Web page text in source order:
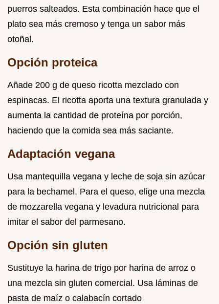
puerros salteados. Esta combinación hace que el
plato sea más cremoso y tenga un sabor más
otoñal.
Opción proteica
Añade 200 g de queso ricotta mezclado con
espinacas. El ricotta aporta una textura granulada y
aumenta la cantidad de proteína por porción,
haciendo que la comida sea más saciante.
Adaptación vegana
Usa mantequilla vegana y leche de soja sin azúcar
para la bechamel. Para el queso, elige una mezcla
de mozzarella vegana y levadura nutricional para
imitar el sabor del parmesano.
Opción sin gluten
Sustituye la harina de trigo por harina de arroz o
una mezcla sin gluten comercial. Usa láminas de
pasta de maíz o calabacín cortado